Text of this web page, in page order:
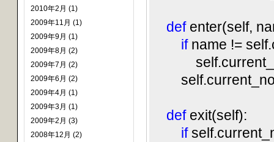
2010年2月 (1)
2009年11月 (1)
2009年9月 (1)
2009年8月 (2)
2009年7月 (2)
2009年6月 (2)
2009年4月 (1)
2009年3月 (1)
2009年2月 (3)
2008年12月 (2)
defenter(self,
ifname !=
defexit(self):
if